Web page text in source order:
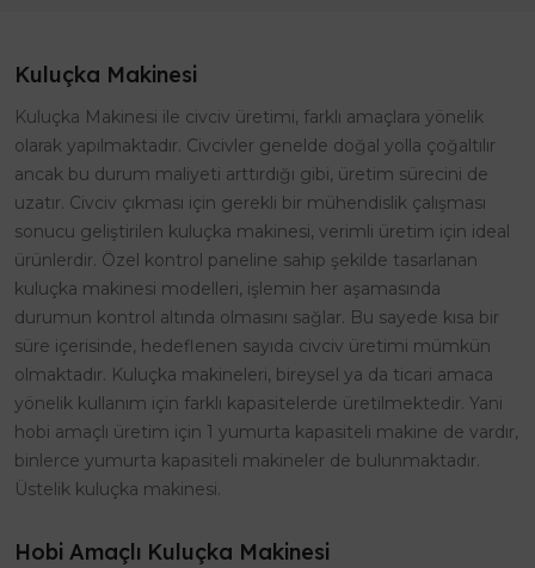
Kuluçka Makinesi
Kuluçka Makinesi ile civciv üretimi, farklı amaçlara yönelik
olarak yapılmaktadır. Civcivler genelde doğal yolla çoğaltılır
ancak bu durum maliyeti arttırdığı gibi, üretim sürecini de
uzatır. Civciv çıkması için gerekli bir mühendislik çalışması
sonucu geliştirilen kuluçka makinesi, verimli üretim için ideal
ürünlerdir. Özel kontrol paneline sahip şekilde tasarlanan
kuluçka makinesi modelleri, işlemin her aşamasında
durumun kontrol altında olmasını sağlar. Bu sayede kısa bir
süre içerisinde, hedeflenen sayıda civciv üretimi mümkün
olmaktadır. Kuluçka makineleri, bireysel ya da ticari amaca
yönelik kullanım için farklı kapasitelerde üretilmektedir. Yani
hobi amaçlı üretim için 1 yumurta kapasiteli makine de vardır,
binlerce yumurta kapasiteli makineler de bulunmaktadır.
Üstelik kuluçka makinesi.
Hobi Amaçlı Kuluçka Makinesi